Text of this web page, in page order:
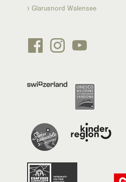
Glarusnord Walensee

 